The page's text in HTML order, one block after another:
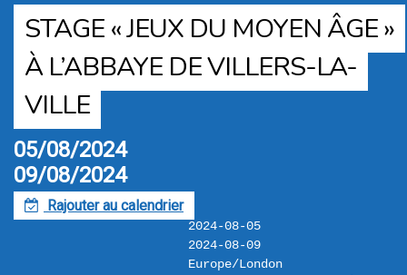
STAGE « JEUX DU MOYEN ÂGE »
À L’ABBAYE DE VILLERS-LA-
VILLE
05/08/2024
09/08/2024
F Rajouter au calendrier
2024-08-05
2024-08-09
Europe/London